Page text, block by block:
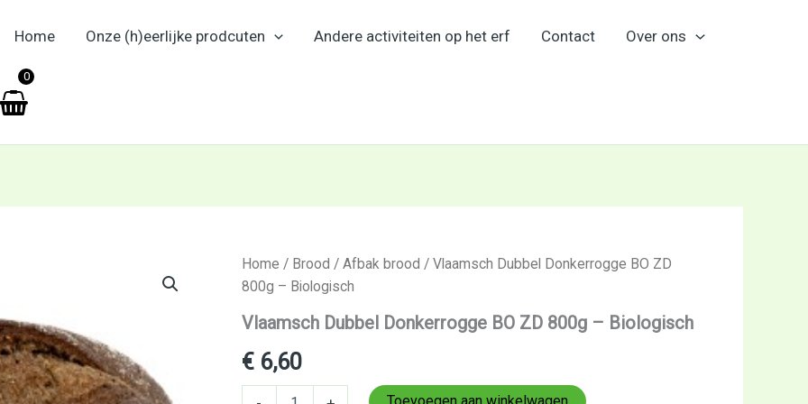
Home Onze (h)eerlijke prodcuten Andere activiteiten op het erf Contact Over ons
0
Home / Brood / Afbak brood / Vlaamsch Dubbel Donkerrogge BO ZD
800g – Biologisch
Vlaamsch Dubbel Donkerrogge BO ZD 800g – Biologisch
€6,60
Vlaamsch
Dubbel
Donkerrogge
BO
ZD
800g
–
Biologisch